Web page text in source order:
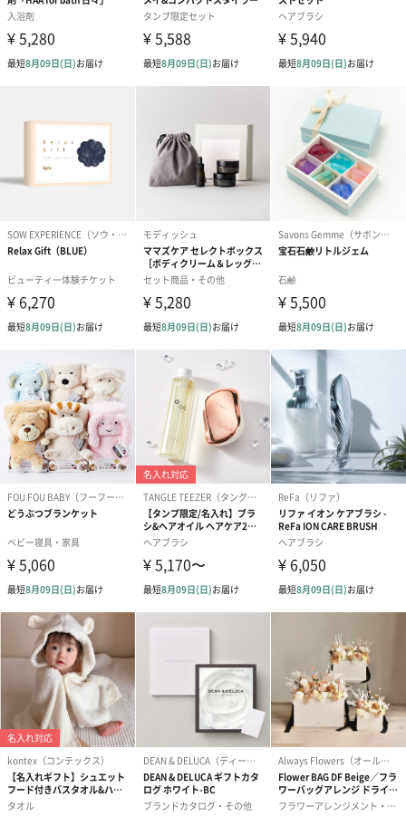
出産祝いギフトへの＋αにおすすめです。新生児〜1歳ごろまでの
赤ちゃん向けのアイテムをご用意しました。
商品と同梱してお届けいたします。
スタイ（ブルー）
（2,310円）
ソックス（ピンク）
（1,650円）
ソックス（ブ
（1,650円）
生花
生花のブーケを同梱します。
※9-15時にご注文いただく場合、最短のお届け可能日が通常より
も1日遅くなります。
シーズンブーケ（ひま
わり）（1,880円）
ブーケ（ホワイトグリ
ブーケ（ピン
ドライフラワー・プリザーブドフラワー
自然のお花で作ったドライフラワー・プリザーブドフラワーを同
梱します。
一部花材が写真と異なる場合がございます。予めご了承くださ
い。パッケージに入れてお届けします。